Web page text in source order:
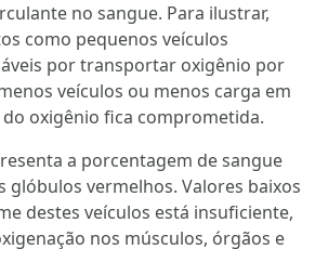
no sangue. Para ilustrar,
como pequenos veículos
por transportar oxigênio por
veículos ou menos carga em
oxigênio fica comprometida.
a porcentagem de sangue
glóbulos vermelhos. Valores baixos
destes veículos está insuficiente,
nos músculos, órgãos e